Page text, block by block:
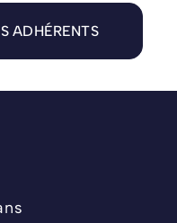
ADHÉRENTS